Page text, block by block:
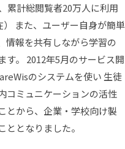
累計総閲覧者20万人に利用
また、ユーザー自身が簡単
情報を共有しながら学習の
す。 2012年5月のサービス開
のシステムを使い 生徒
コミュニケーションの活性
とから、企業・学校向け製
となりました。